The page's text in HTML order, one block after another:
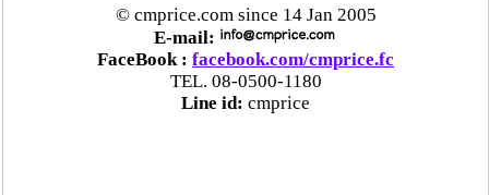
© cmprice.com since 14 Jan 2005
E-mail:
FaceBook : facebook.com/cmprice.fc
TEL. 08-0500-1180
Line id: cmprice